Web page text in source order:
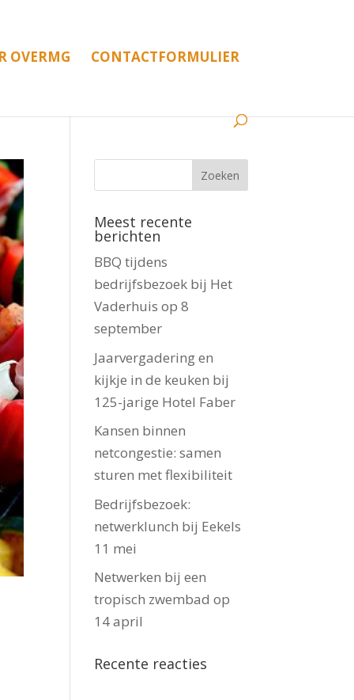
OVERMG CONTACTFORMULIER
Meest recente
berichten
BBQ tijdens
bedrijfsbezoek bij Het
Vaderhuis op 8
september
Jaarvergadering en
kijkje in de keuken bij
125-jarige Hotel Faber
Kansen binnen
netcongestie: samen
sturen met flexibiliteit
Bedrijfsbezoek:
netwerklunch bij Eekels
11 mei
Netwerken bij een
tropisch zwembad op
14 april
Recente reacties